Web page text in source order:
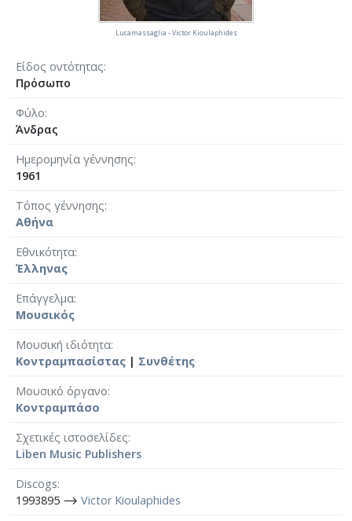
Είδος οντότητας
Πρόσωπο
Φύλο
Άνδρας
Ημερομηνία γέννησης
1961
Τόπος γέννησης
Αθήνα
Εθνικότητα
Έλληνας
Επάγγελμα
Μουσικός
Μουσική ιδιότητα
Κοντραμπασίστας | Συνθέτης
Μουσικό όργανο
Κοντραμπάσο
Σχετικές ιστοσελίδες
Liben Music Publishers
Discogs
1993895 ⟶ Victor Kioulaphides
Lucamassaglia - Victor Kioulaphides